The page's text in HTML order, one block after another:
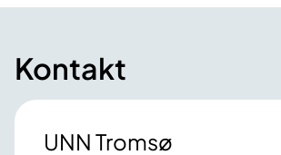
Kontakt
UNN Tromsø